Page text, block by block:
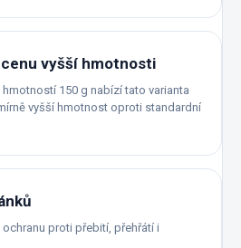
vyšší hmotnosti
150 g nabízí tato varianta
vyšší hmotnost oproti standardní
proti přebití, přehřátí i